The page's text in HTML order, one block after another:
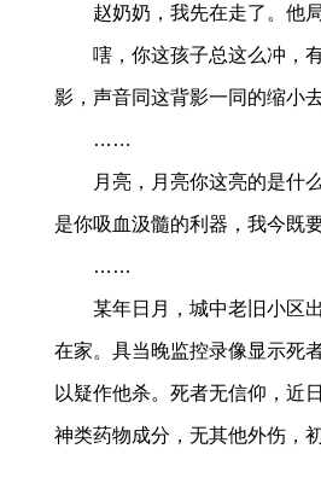
赵奶奶，我先在走了。他
嗐，你这孩子总这么冲，
影，声音同这背影一同的缩小去
……
月亮，月亮你这亮的是什
是你吸血汲髓的利器，我今既
……
某年日月，城中老旧小区
在家。具当晚监控录像显示死
以疑作他杀。死者无信仰，近
神类药物成分，无其他外伤，